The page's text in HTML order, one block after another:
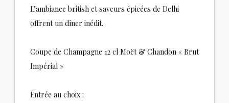
L’ambiance british et saveurs épicées de Delhi
offrent un dîner inédit.
Coupe de Champagne 12 cl Moët & Chandon « Brut
Impérial »
Entrée au choix :